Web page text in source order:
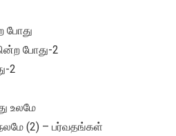
போது
போது-2
2
உலமே
(2) – பர்வதங்கள்